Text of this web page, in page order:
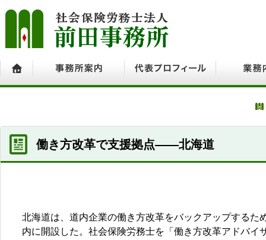
働き方改革で支援拠点――北海道
北海道は、道内企業の働き方改革をバックアップする
内に開設した。社会保険労務士を「働き方改革アドバ